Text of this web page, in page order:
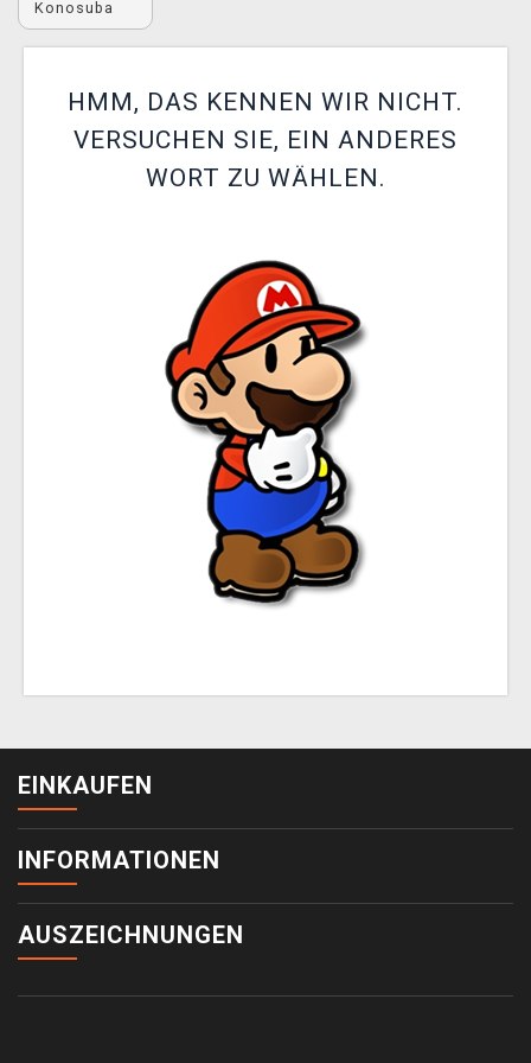
XZONE CLUB
Konosuba
HMM, DAS KENNEN WIR NICHT.
VERSUCHEN SIE, EIN ANDERES
WORT ZU WÄHLEN.
EINKAUFEN
INFORMATIONEN
AUSZEICHNUNGEN